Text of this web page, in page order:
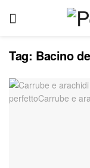
Tag: Bacino